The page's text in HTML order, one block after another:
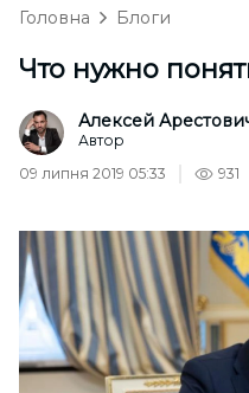
Головна Блоги
Что нужно
Алексей
Автор
09 липня 2019 05:33
931